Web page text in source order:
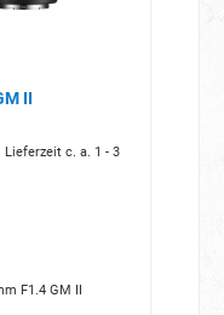
II
c. a. 1 - 3
F1.4 GM II